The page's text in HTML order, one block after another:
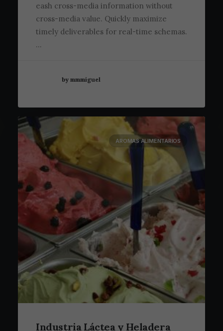
eash cross-media information without
cross-media value. Quickly maximize
timely deliverables for real-time schemas.
…
by mmmiguel
AROMAS ALIMENTARIOS
Industria Láctea y Heladera